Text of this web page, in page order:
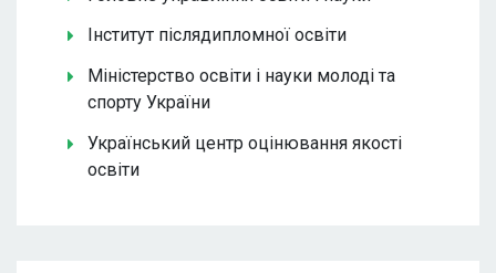
Інститут післядипломної освіти
Міністерство освіти і науки молоді та
спорту України
Український центр оцінювання якості
освіти